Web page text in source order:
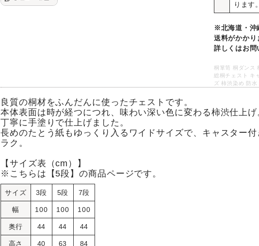
ります。
※北海道・沖
送料がかかり
詳しくはお問
桐箪笥 桐ダンス
総桐チェスト キ
ズ 柿渋染め 防水
良質の桐材をふんだんに使ったチェストです。
本体表面は時が経つにつれ、味わい深い色に変わる柿渋仕上げ
丁寧に手塗りで仕上げました。
長めのたとう紙もゆっくり入るワイドサイズで、キャスター
ラク。
【サイズ表（cm）】
※こちらは【5段】の商品ページです。
サイズ 3段 5段 7段
幅 100 100 100
奥行 44 44 44
高さ 40 63 84